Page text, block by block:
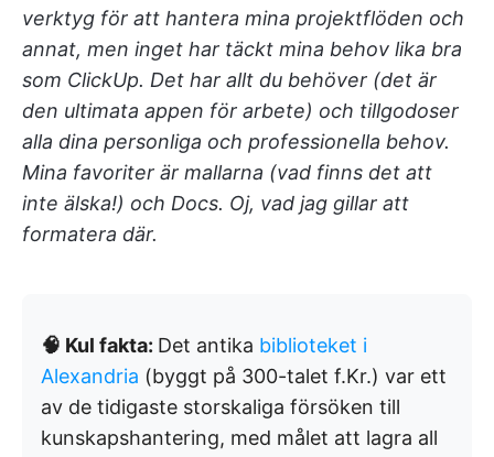
verktyg för att hantera mina projektflöden och
annat, men inget har täckt mina behov lika bra
som ClickUp. Det har allt du behöver (det är
den ultimata appen för arbete) och tillgodoser
alla dina personliga och professionella behov.
Mina favoriter är mallarna (vad finns det att
inte älska!) och Docs. Oj, vad jag gillar att
formatera där.
🧠 Kul fakta: Det antika biblioteket i
Alexandria (byggt på 300-talet f.Kr.) var ett
av de tidigaste storskaliga försöken till
kunskapshantering, med målet att lagra all